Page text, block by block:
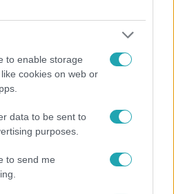
to enable storage
cookies on web or
data to be sent to
purposes.
to send me
a ventilátorról – így
szerint